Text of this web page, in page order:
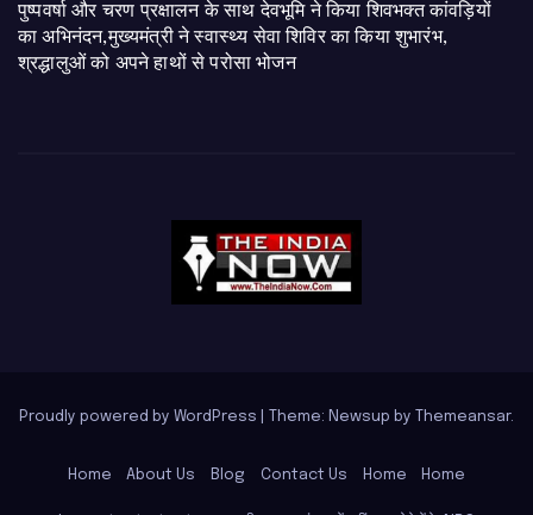
पुष्पवर्षा और चरण प्रक्षालन के साथ देवभूमि ने किया शिवभक्त कांवड़ियों
का अभिनंदन,मुख्यमंत्री ने स्वास्थ्य सेवा शिविर का किया शुभारंभ,
श्रद्धालुओं को अपने हाथों से परोसा भोजन
Proudly powered by WordPress Theme: Newsup by Themeansar.
Home About Us Blog Contact Us Home Home